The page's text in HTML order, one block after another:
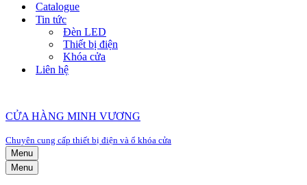
Catalogue
Tin tức
Đèn LED
Thiết bị điện
Khóa cửa
Liên hệ
CỬA HÀNG MINH VƯƠNG
Chuyên cung cấp thiết bị điện và ổ khóa cửa
Menu
Menu